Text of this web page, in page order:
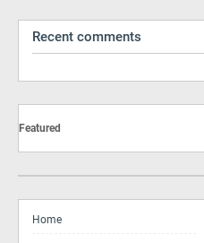
Recent comments
Featured
Home